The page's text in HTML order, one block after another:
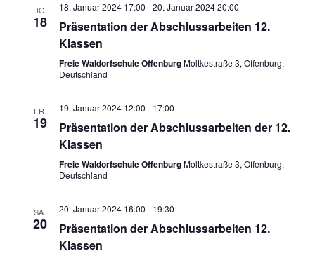
DO.
18
18. Januar 2024 17:00 -20. Januar 2024 20:00
Präsentation der Abschlussarbeiten 12.
Klassen
Freie Waldorfschule OffenburgMoltkestraße 3, Offenburg,
Deutschland
FR.
19
19. Januar 2024 12:00 - 17:00
Präsentation der Abschlussarbeiten der 12.
Klassen
Freie Waldorfschule OffenburgMoltkestraße 3, Offenburg,
Deutschland
SA.
20
20. Januar 2024 16:00 - 19:30
Präsentation der Abschlussarbeiten 12.
Klassen